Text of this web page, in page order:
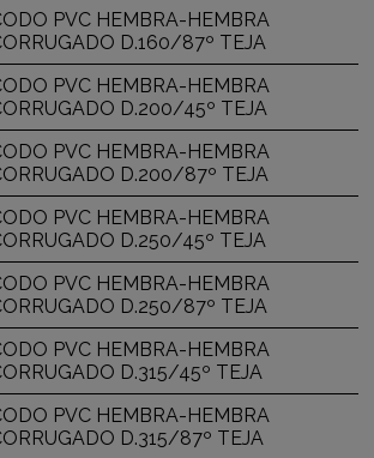
PVC HEMBRA-HEMBRA
D.160/87º TEJA
PVC HEMBRA-HEMBRA
D.200/45º TEJA
PVC HEMBRA-HEMBRA
D.200/87º TEJA
PVC HEMBRA-HEMBRA
D.250/45º TEJA
PVC HEMBRA-HEMBRA
D.250/87º TEJA
PVC HEMBRA-HEMBRA
D.315/45º TEJA
PVC HEMBRA-HEMBRA
D.315/87º TEJA